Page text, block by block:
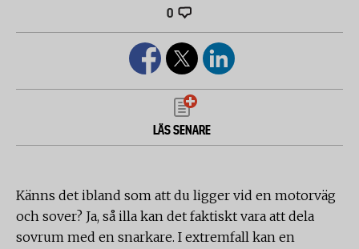
0
LÄS SENARE
Känns det ibland som att du ligger vid en motorväg
och sover? Ja, så illa kan det faktiskt vara att dela
sovrum med en snarkare. I extremfall kan en